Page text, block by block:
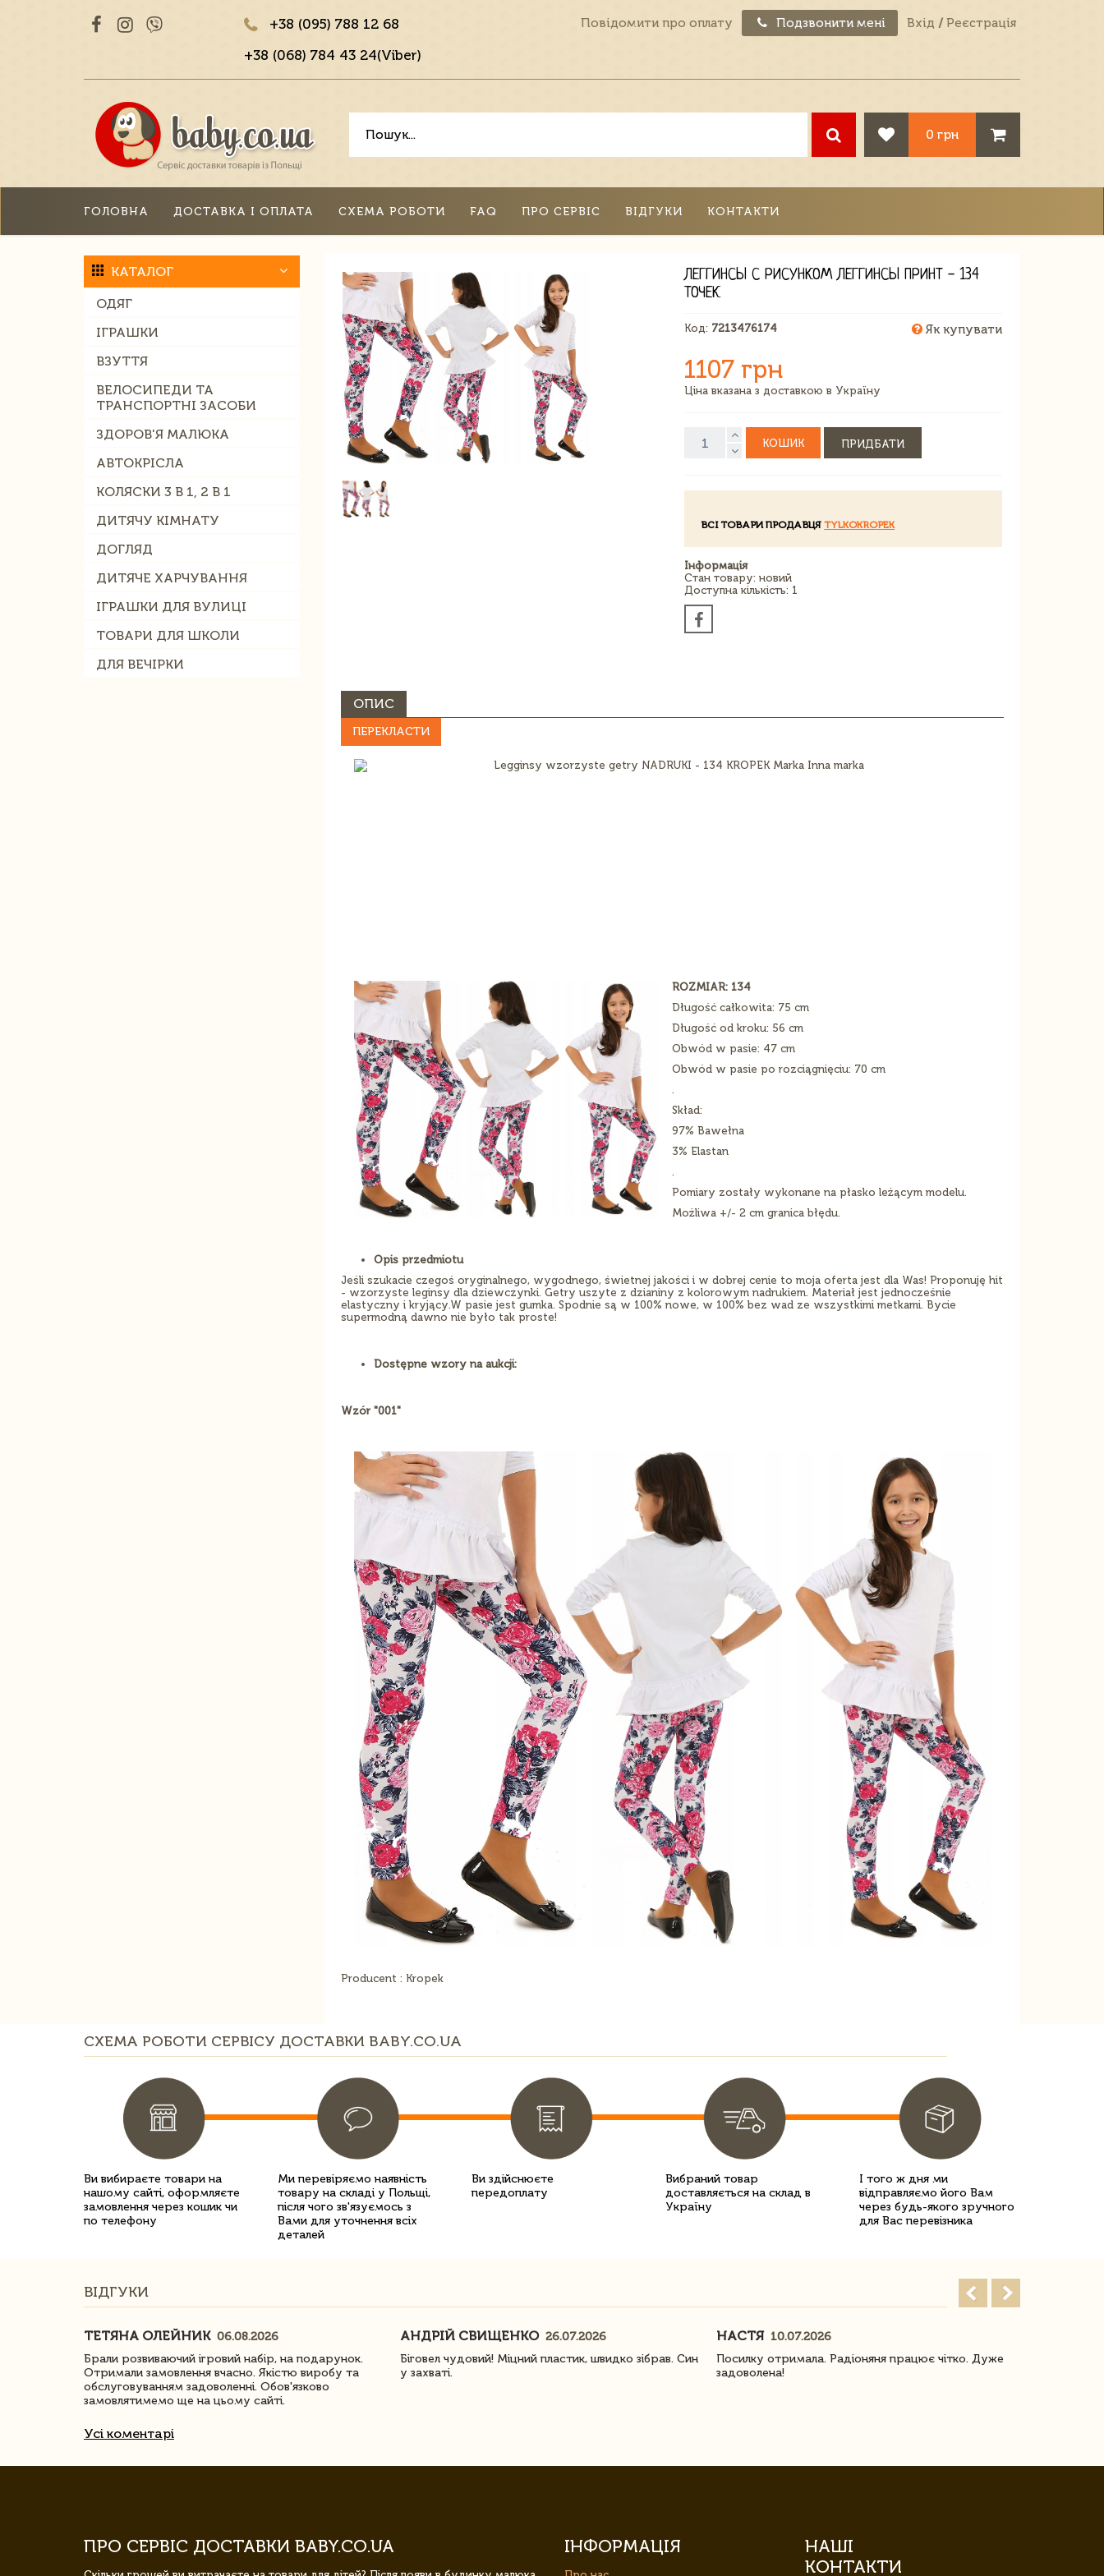
+38 (095) 788 12 68
+38 (068) 784 43 24(Viber)
Повідомити про оплату Подзвонити мені Вхід / Реєстрація
0 грн
ГОЛОВНА ДОСТАВКА І ОПЛАТА СХЕМА РОБОТИ FAQ ПРО СЕРВІС ВІДГУКИ КОНТАКТИ
КАТАЛОГ
ОДЯГ
ІГРАШКИ
ВЗУТТЯ
ВЕЛОСИПЕДИ ТА
ТРАНСПОРТНІ ЗАСОБИ
ЗДОРОВ'Я МАЛЮКА
АВТОКРІСЛА
КОЛЯСКИ 3 В 1, 2 В 1
ДИТЯЧУ КІМНАТУ
ДОГЛЯД
ДИТЯЧЕ ХАРЧУВАННЯ
ІГРАШКИ ДЛЯ ВУЛИЦІ
ТОВАРИ ДЛЯ ШКОЛИ
ДЛЯ ВЕЧІРКИ
ЛЕГГИНСЫ С РИСУНКОМ ЛЕГГИНСЫ ПРИНТ - 134
ТОЧЕК
Код: 7213476174 Як купувати
1107 грн
Ціна вказана з доставкою в Україну
КОШИК ПРИДБАТИ
ВСІ ТОВАРИ ПРОДАВЦЯTYLKOKROPEK
Інформація
Стан товару: новий
Доступна кількість: 1
ОПИС
ПЕРЕКЛАСТИ
ROZMIAR: 134
Długość całkowita: 75 cm
Długość od kroku: 56 cm
Obwód w pasie: 47 cm
Obwód w pasie po rozciągnięciu: 70 cm
.
Skład:
97% Bawełna
3% Elastan
.
Pomiary zostały wykonane na płasko leżącym modelu.
Możliwa +/- 2 cm granica błędu.
Opis przedmiotu
Jeśli szukacie czegoś oryginalnego, wygodnego, świetnej jakości i w dobrej cenie to moja oferta jest dla Was! Proponuję hit
- wzorzyste leginsy dla dziewczynki. Getry uszyte z dzianiny z kolorowym nadrukiem. Materiał jest jednocześnie
elastyczny i kryjący.W pasie jest gumka. Spodnie są w 100% nowe, w 100% bez wad ze wszystkimi metkami. Bycie
supermodną dawno nie było tak proste!
Dostępne wzory na aukcji:
Wzór "001"
Producent : Kropek
СХЕМА РОБОТИ СЕРВІСУ ДОСТАВКИ BABY.CO.UA
Ви вибираєте товари на
нашому сайті, оформляєте
замовлення через кошик чи
по телефону
Ми перевіряємо наявність
товару на складі у Польщі,
після чого зв'язуємось з
Вами для уточнення всіх
деталей
Ви здійснюєте
передоплату
Вибраний товар
доставляється на склад в
Україну
І того ж дня ми
відправляємо його Вам
через будь-якого зручного
для Вас перевізника
ВІДГУКИ
ТЕТЯНА ОЛЕЙНИК 06.08.2026
Брали розвиваючий ігровий набір, на подарунок.
Отримали замовлення вчасно. Якістю виробу та
обслуговуванням задоволенні. Обов'язково
замовлятимемо ще на цьому сайті.
АНДРІЙ СВИЩЕНКО 26.07.2026
Біговел чудовий! Міцний пластик, швидко зібрав. Син
у захваті.
НАСТЯ 10.07.2026
Посилку отримала. Радіоняня працює чітко. Дуже
задоволена!
Усі коментарі
ПРО СЕРВІС ДОСТАВКИ BABY.CO.UA ІНФОРМАЦІЯ
НАШІ
КОНТАКТИ